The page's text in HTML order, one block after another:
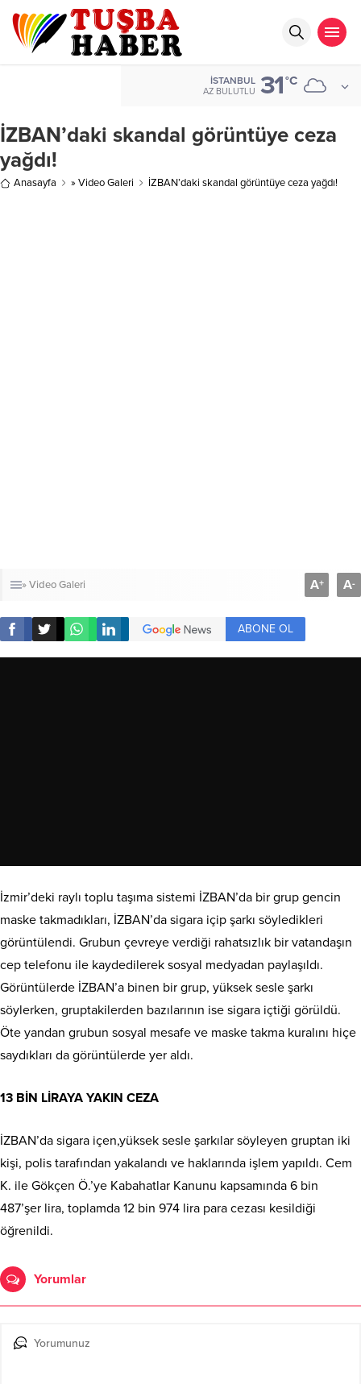
İSTANBUL
AZ BULUTLU 31°C
İZBAN’daki skandal görüntüye ceza
yağdı!
Anasayfa » Video Galeri İZBAN’daki skandal görüntüye ceza yağdı!
» Video Galeri A+ A-
ABONE OL
İzmir’deki raylı toplu taşıma sistemi İZBAN’da bir grup gencin
maske takmadıkları, İZBAN’da sigara içip şarkı söyledikleri
görüntülendi. Grubun çevreye verdiği rahatsızlık bir vatandaşın
cep telefonu ile kaydedilerek sosyal medyadan paylaşıldı.
Görüntülerde İZBAN’a binen bir grup, yüksek sesle şarkı
söylerken, gruptakilerden bazılarının ise sigara içtiği görüldü.
Öte yandan grubun sosyal mesafe ve maske takma kuralını hiçe
saydıkları da görüntülerde yer aldı.
13 BİN LİRAYA YAKIN CEZA
İZBAN’da sigara içen,yüksek sesle şarkılar söyleyen gruptan iki
kişi, polis tarafından yakalandı ve haklarında işlem yapıldı. Cem
K. ile Gökçen Ö.’ye Kabahatlar Kanunu kapsamında 6 bin
487’şer lira, toplamda 12 bin 974 lira para cezası kesildiği
öğrenildi.
Yorumlar